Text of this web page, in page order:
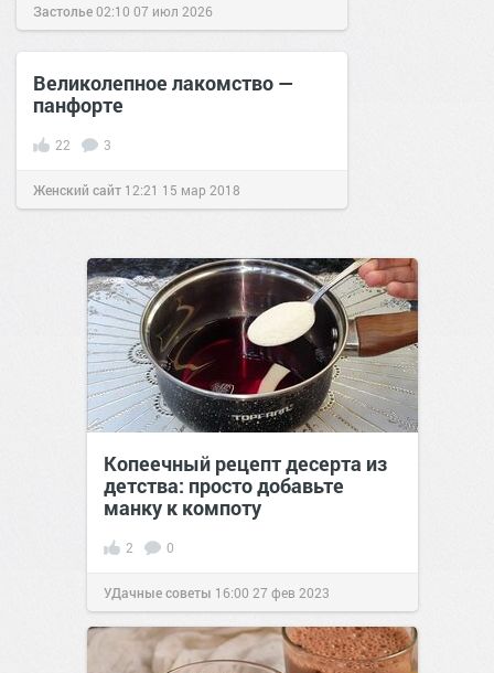
Застолье02:10 07 июл 2026
Великолепное лакомство —
панфорте
22 3
Женский сайт 12:21 15 мар 2018
Копеечный рецепт десерта из
детства: просто добавьте
манку к компоту
2 0
УДачные советы 16:00 27 фев 2023